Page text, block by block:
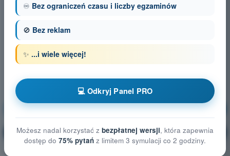
Meteorologia Trening!
🔒 PRO Wyjaśnienie pytania
♾️ Bez ograniczeń czasu i liczby egzaminów
🚫 Bez reklam
✨ ...i wiele więcej!
💻 Odkryj Panel PRO
Możesz nadal korzystać z bezpłatnej wersji, która zapewnia
dostęp do 75% pytań z limitem 3 symulacji co 2 godziny.